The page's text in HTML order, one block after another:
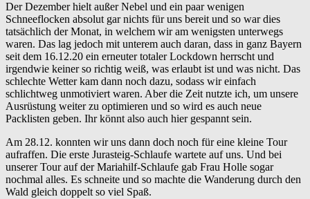
Der Dezember hielt außer Nebel und ein paar wenigen
Schneeflocken absolut gar nichts für uns bereit und so war dies
tatsächlich der Monat, in welchem wir am wenigsten unterwegs
waren. Das lag jedoch mit unterem auch daran, dass in ganz Bayern
seit dem 16.12.20 ein erneuter totaler Lockdown herrscht und
irgendwie keiner so richtig weiß, was erlaubt ist und was nicht. Das
schlechte Wetter kam dann noch dazu, sodass wir einfach
schlichtweg unmotiviert waren. Aber die Zeit nutzte ich, um unsere
Ausrüstung weiter zu optimieren und so wird es auch neue
Packlisten geben. Ihr könnt also auch hier gespannt sein.
Am 28.12. konnten wir uns dann doch noch für eine kleine Tour
aufraffen. Die erste Jurasteig-Schlaufe wartete auf uns. Und bei
unserer Tour auf der Mariahilf-Schlaufe gab Frau Holle sogar
nochmal alles. Es schneite und so machte die Wanderung durch den
Wald gleich doppelt so viel Spaß.